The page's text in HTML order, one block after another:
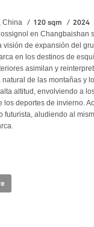
China 120 sqm 2024
en Changbaishan
visión de expansión del
en los destinos de
asimilan y
de las montañas y
altitud, envolviendo a
los deportes de invierno.
futurista, aludiendo al